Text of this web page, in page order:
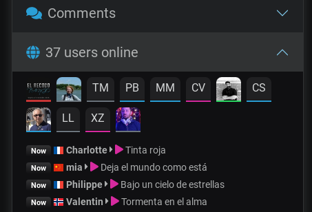
Comments
37 users online
TM PB MM CV CS
LL XZ
Now Charlotte Tinta roja
Now mia Deja el mundo como está
Now Philippe Bajo un cielo de estrellas
Now Valentin Tormenta en el alma